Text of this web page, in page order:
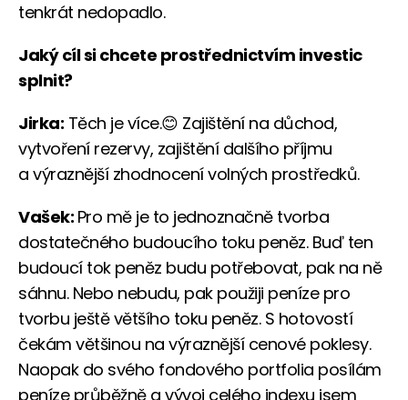
tenkrát nedopadlo.
Jaký cíl si chcete prostřednictvím investic
splnit?
Jirka: Těch je více.😊 Zajištění na důchod,
vytvoření rezervy, zajištění dalšího příjmu
a výraznější zhodnocení volných prostředků.
Vašek: Pro mě je to jednoznačně tvorba
dostatečného budoucího toku peněz. Buď ten
budoucí tok peněz budu potřebovat, pak na ně
sáhnu. Nebo nebudu, pak použiji peníze pro
tvorbu ještě většího toku peněz. S hotovostí
čekám většinou na výraznější cenové poklesy.
Naopak do svého fondového portfolia posílám
peníze průběžně a vývoj celého indexu jsem